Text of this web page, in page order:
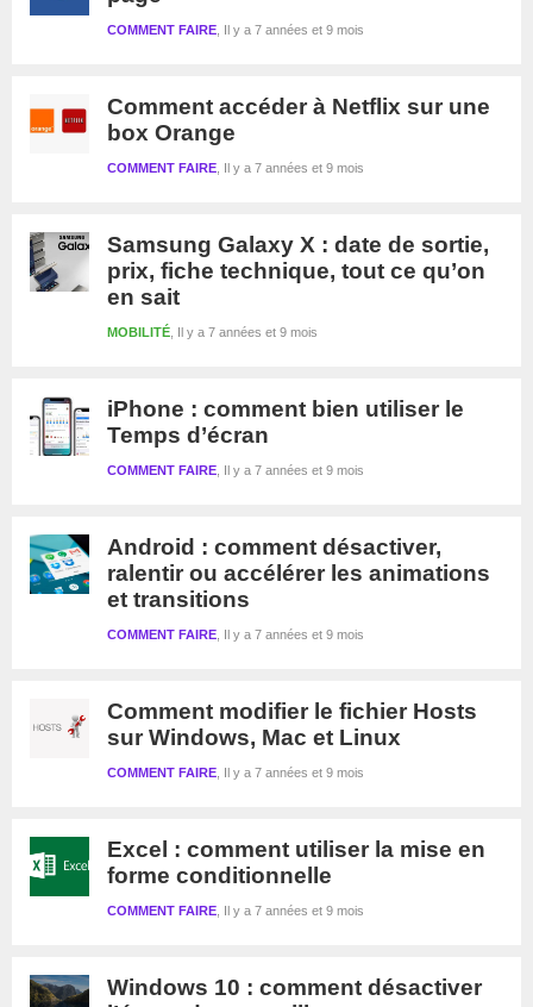
Il y a 7 années et 9 mois
COMMENT FAIRE
Comment accéder à Netflix sur une
box Orange
Il y a 7 années et 9 mois
COMMENT FAIRE
Samsung Galaxy X : date de sortie,
prix, fiche technique, tout ce qu’on
en sait
Il y a 7 années et 9 mois
MOBILITÉ
iPhone : comment bien utiliser le
Temps d’écran
Il y a 7 années et 9 mois
COMMENT FAIRE
Android : comment désactiver,
ralentir ou accélérer les animations
et transitions
Il y a 7 années et 9 mois
COMMENT FAIRE
Comment modifier le fichier Hosts
sur Windows, Mac et Linux
Il y a 7 années et 9 mois
COMMENT FAIRE
Excel : comment utiliser la mise en
forme conditionnelle
Il y a 7 années et 9 mois
COMMENT FAIRE
Windows 10 : comment désactiver